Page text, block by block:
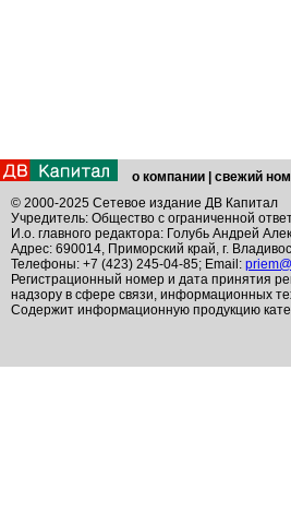
о компании свежий
© 2000-2025 Сетевое издание ДВ Капитал
Учредитель: Общество с ограниченной
И.о. главного редактора: Голубь Андрей
Адрес: 690014, Приморский край, г.
Телефоны: +7 (423) 245-04-85; Email:
Регистрационный номер и дата принятия
надзору в сфере связи, информационных
Содержит информационную продукцию